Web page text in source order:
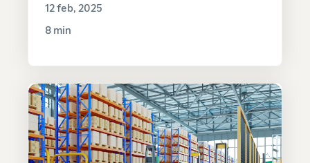
12 feb, 2025
8 min